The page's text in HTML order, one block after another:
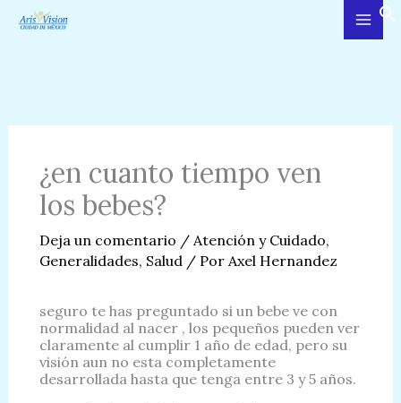
¿en cuanto tiempo ven
los bebes?
Deja un comentario / Atención y Cuidado,
Generalidades, Salud/ Por Axel Hernandez
seguro te has preguntado si un bebe ve con
normalidad al nacer , los pequeños pueden ver
claramente al cumplir 1 año de edad, pero su
visión aun no esta completamente
desarrollada hasta que tenga entre 3 y 5 años.